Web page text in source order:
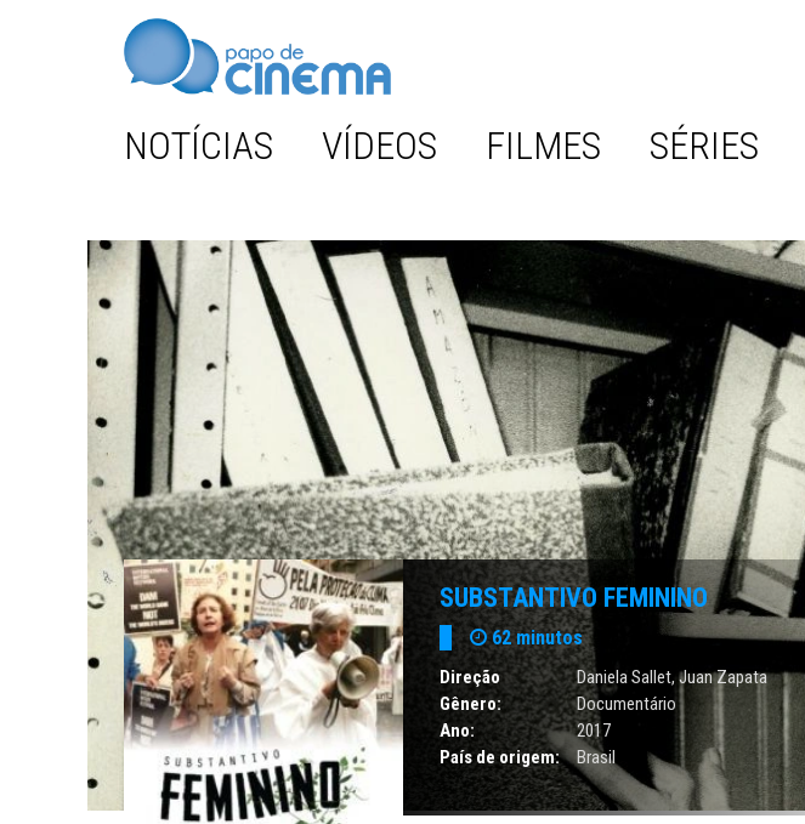
NOTÍCIAS VÍDEOS FILMES SÉRIES
SUBSTANTIVO FEMININO
62 minutos
Direção Daniela Sallet,Juan Zapata
Gênero:
Documentário
Ano:
2017
País de origem:
Brasil